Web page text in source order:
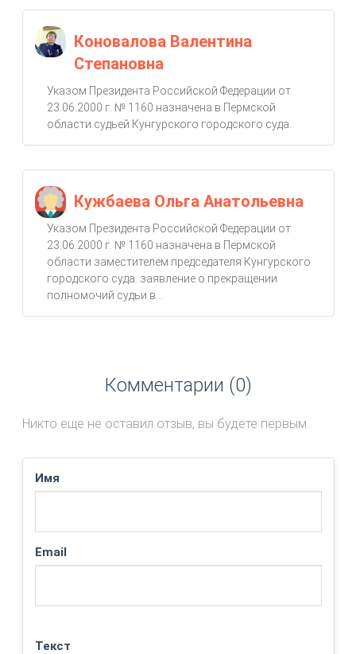
Коновалова Валентина
Степановна
Указом Президента Российской Федерации от
23.06.2000 г. № 1160 назначена в Пермской
области судьей Кунгурского городского суда.
Кужбаева Ольга Анатольевна
Указом Президента Российской Федерации от
23.06.2000 г. № 1160 назначена в Пермской
области заместителем председателя Кунгурского
городского суда. заявление о прекращении
полномочий судьи в...
Комментарии (0)
Никто еще не оставил отзыв, вы будете первым.
Имя
Email
Текст